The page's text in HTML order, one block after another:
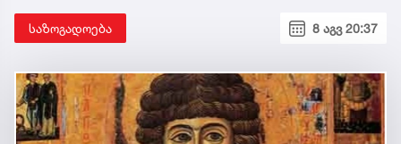
საზოგადოება 8 აგვ 20:37